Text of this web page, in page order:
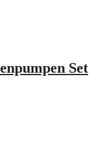
Set